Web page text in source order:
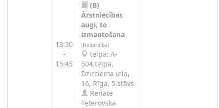
13:30
-
15:45
(B)
Ārstniecības
augi, to
izmantošana
(Nodarbība)
telpa: A-
504.telpa,
Dzirciema iela,
16, Rīga, 5.stāvs
Renāte
Teterovska